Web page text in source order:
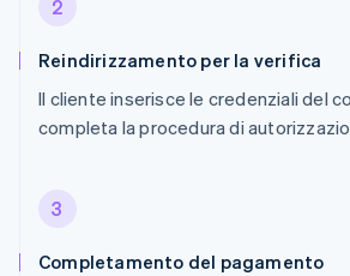
2
Reindirizzamento per la verifica
Il cliente inserisce le credenziali del
completa la procedura di
3
Completamento del pagamento